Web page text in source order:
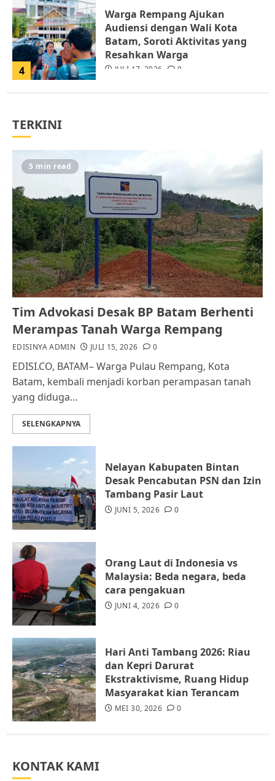
4
Warga Rempang Ajukan
Audiensi dengan Wali Kota
Batam, Soroti Aktivitas yang
Resahkan Warga
JULI 17, 2026 0
5
1
Pemko Batam Tegaskan RT dan
RW bukan Petugas Pendataan
dan Pemungutan Pajak
AGUSTUS 1, 2026 0
Kader Pajak jadi Penghubung
Pemerintah dan Masyarakat di
Lingkungan RT/RW
AGUSTUS 1, 2026
4
Warga Rempang Ajukan
Audiensi dengan Wali Kota
5
Tim Advokasi Desak BP Batam
Berhenti Merampas Tanah
TERKINI
5 min read
Tim Advokasi Desak BP Batam Berhenti
Merampas Tanah Warga Rempang
EDISINYA ADMIN JULI 15, 2026 0
EDISI.CO, BATAM– Warga Pulau Rempang, Kota
Batam, kembali menjadi korban perampasan tanah
yang diduga...
SELENGKAPNYA
Nelayan Kabupaten Bintan
Desak Pencabutan PSN dan Izin
Tambang Pasir Laut
JUNI 5, 2026 0
Orang Laut di Indonesia vs
Malaysia: Beda negara, beda
cara pengakuan
JUNI 4, 2026 0
Hari Anti Tambang 2026: Riau
dan Kepri Darurat
Ekstraktivisme, Ruang Hidup
Masyarakat kian Terancam
MEI 30, 2026 0
KONTAK KAMI